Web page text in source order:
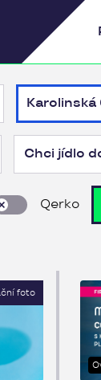
Karolinská
Chci jídlo
Qerko